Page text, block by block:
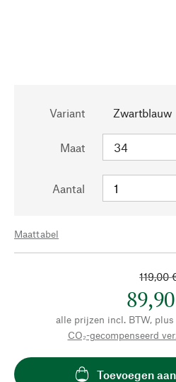
Variant Zwartblauw
Maat
Aantal
Maattabel
119,00
alle prijzen incl. BTW, plus
CO₂-gecompenseerd
Toevoegen